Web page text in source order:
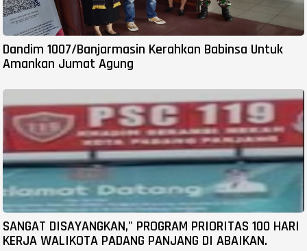
Dandim 1007/Banjarmasin Kerahkan Babinsa Untuk
Amankan Jumat Agung
SANGAT DISAYANGKAN," PROGRAM PRIORITAS 100 HARI
KERJA WALIKOTA PADANG PANJANG DI ABAIKAN.